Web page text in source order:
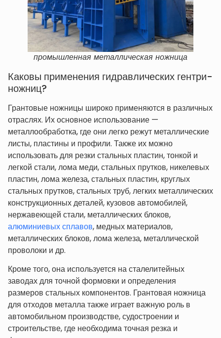
промышленная металлическая ножница
Каковы применения гидравлических гентри-
ножниц?
Грантовые ножницы широко применяются в различных
отраслях. Их основное использование —
металлообработка, где они легко режут металлические
листы, пластины и профили. Также их можно
использовать для резки стальных пластин, тонкой и
легкой стали, лома меди, стальных прутков, никелевых
пластин, лома железа, стальных пластин, круглых
стальных прутков, стальных труб, легких металлических
конструкционных деталей, кузовов автомобилей,
нержавеющей стали, металлических блоков,
алюминиевых сплавов, медных материалов,
металлических блоков, лома железа, металлической
проволоки и др.
Кроме того, она используется на сталелитейных
заводах для точной формовки и определения
размеров стальных компонентов. Грантовая ножница
для отходов металла также играет важную роль в
автомобильном производстве, судостроении и
строительстве, где необходима точная резка и